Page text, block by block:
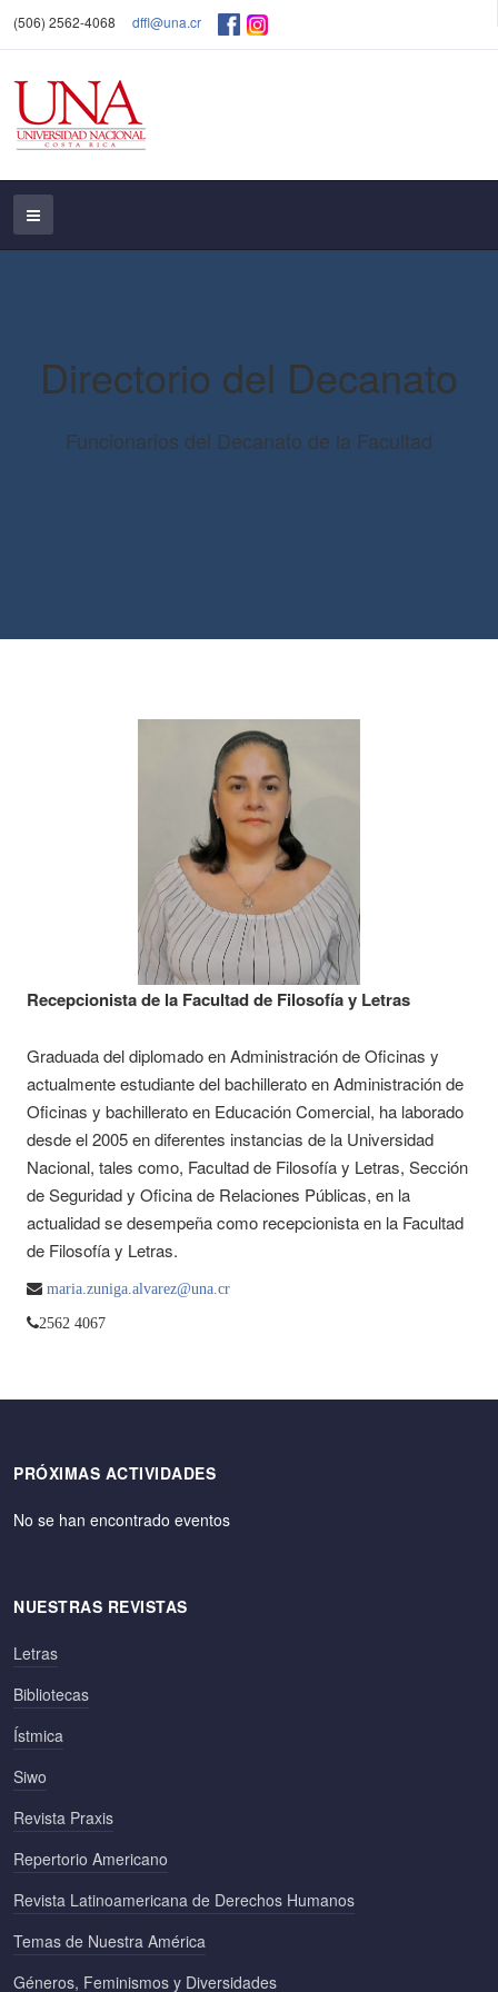
(506) 2562-4068 dffl@una.cr
Directorio del Decanato
Funcionarios del Decanato de la Facultad
Recepcionista de la Facultad de Filosofía y Letras
Graduada del diplomado en Administración de Oficinas y
actualmente estudiante del bachillerato en Administración de
Oficinas y bachillerato en Educación Comercial, ha laborado
desde el 2005 en diferentes instancias de la Universidad
Nacional, tales como, Facultad de Filosofía y Letras, Sección
de Seguridad y Oficina de Relaciones Públicas, en la
actualidad se desempeña como recepcionista en la Facultad
de Filosofía y Letras.
maria.zuniga.alvarez@una.cr
2562 4067
PRÓXIMAS ACTIVIDADES
No se han encontrado eventos
NUESTRAS REVISTAS
Letras
Bibliotecas
Ístmica
Siwo
Revista Praxis
Repertorio Americano
Revista Latinoamericana de Derechos Humanos
Temas de Nuestra América
Géneros, Feminismos y Diversidades